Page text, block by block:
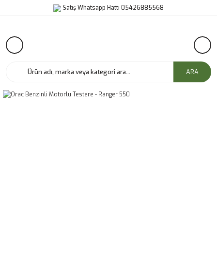
Satış Whatsapp Hattı 05426885568
ARA